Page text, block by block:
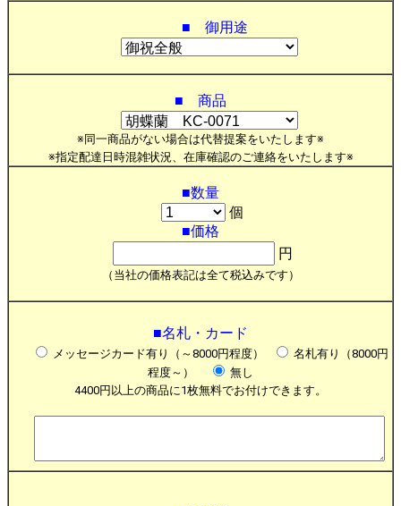
■ 御用途
■ 商品
※同一商品がない場合は代替提案をいたします※
※指定配達日時混雑状況、在庫確認のご連絡をいたします※
■数量
個
■価格
円
（当社の価格表記は全て税込みです）
■名札・カード
メッセージカード有り（～8000円程度）
名札有り（8000円
程度～）
無し
4400円以上の商品に1枚無料でお付けできます。